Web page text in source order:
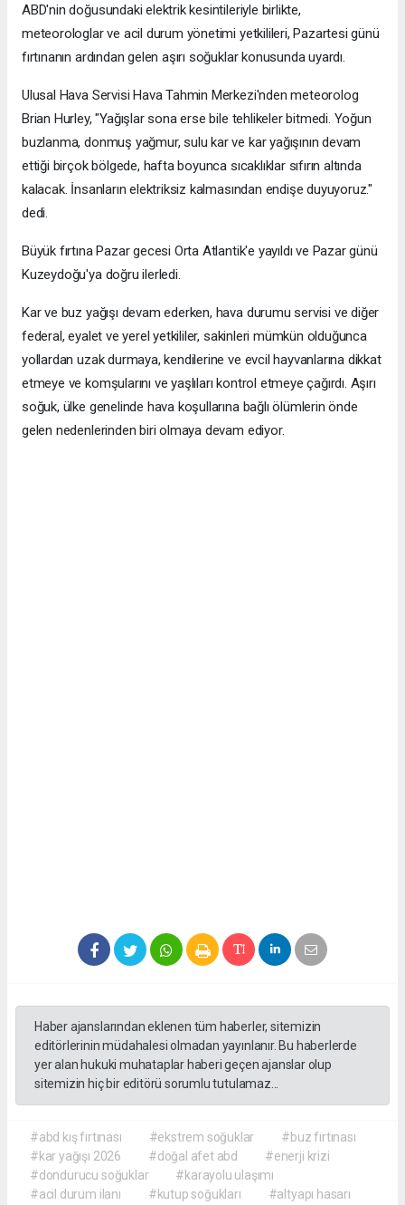
ABD'nin doğusundaki elektrik kesintileriyle birlikte,
meteorologlar ve acil durum yönetimi yetkilileri, Pazartesi günü
fırtınanın ardından gelen aşırı soğuklar konusunda uyardı.
Ulusal Hava Servisi Hava Tahmin Merkezi'nden meteorolog
Brian Hurley, "Yağışlar sona erse bile tehlikeler bitmedi. Yoğun
buzlanma, donmuş yağmur, sulu kar ve kar yağışının devam
ettiği birçok bölgede, hafta boyunca sıcaklıklar sıfırın altında
kalacak. İnsanların elektriksiz kalmasından endişe duyuyoruz."
dedi.
Büyük fırtına Pazar gecesi Orta Atlantik'e yayıldı ve Pazar günü
Kuzeydoğu'ya doğru ilerledi.
Kar ve buz yağışı devam ederken, hava durumu servisi ve diğer
federal, eyalet ve yerel yetkililer, sakinleri mümkün olduğunca
yollardan uzak durmaya, kendilerine ve evcil hayvanlarına dikkat
etmeye ve komşularını ve yaşlıları kontrol etmeye çağırdı. Aşırı
soğuk, ülke genelinde hava koşullarına bağlı ölümlerin önde
gelen nedenlerinden biri olmaya devam ediyor.
Haber ajanslarından eklenen tüm haberler, sitemizin
editörlerinin müdahalesi olmadan yayınlanır. Bu haberlerde
yer alan hukuki muhataplar haberi geçen ajanslar olup
sitemizin hiç bir editörü sorumlu tutulamaz...
#abd kış fırtınası #ekstrem soğuklar
#buz fırtınası
#kar yağışı 2026
#doğal afet abd
#enerji krizi
#dondurucu soğuklar
#karayolu ulaşımı
#acil durum ilanı
#kutup soğukları
#altyapı hasarı